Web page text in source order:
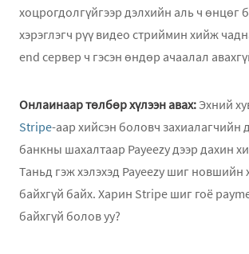
хоцрогдолгүйгээр дэлхийн аль ч өнцөг
хэрэглэгч рүү видео стриймин хийж
end сервер ч гэсэн өндөр ачаалал
Онлаинаар төлбөр хүлээн авах:Эхний
Stripe-аар хийсэн боловч захиалагчийн
банкны шахалтаар Payeezy дээр дахин
Таньд гэж хэлэхэд Payeezy шиг новшийн
байхгүй байх. Харин Stripe шиг гоё
байхгүй болов уу?